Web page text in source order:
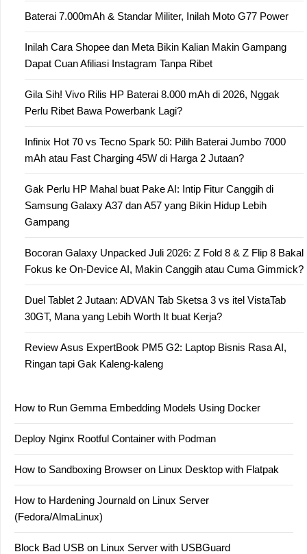
Baterai 7.000mAh & Standar Militer, Inilah Moto G77 Power
Inilah Cara Shopee dan Meta Bikin Kalian Makin Gampang
Dapat Cuan Afiliasi Instagram Tanpa Ribet
Gila Sih! Vivo Rilis HP Baterai 8.000 mAh di 2026, Nggak
Perlu Ribet Bawa Powerbank Lagi?
Infinix Hot 70 vs Tecno Spark 50: Pilih Baterai Jumbo 7000
mAh atau Fast Charging 45W di Harga 2 Jutaan?
Gak Perlu HP Mahal buat Pake AI: Intip Fitur Canggih di
Samsung Galaxy A37 dan A57 yang Bikin Hidup Lebih
Gampang
Bocoran Galaxy Unpacked Juli 2026: Z Fold 8 & Z Flip 8 Bakal
Fokus ke On-Device AI, Makin Canggih atau Cuma Gimmick?
Duel Tablet 2 Jutaan: ADVAN Tab Sketsa 3 vs itel VistaTab
30GT, Mana yang Lebih Worth It buat Kerja?
Review Asus ExpertBook PM5 G2: Laptop Bisnis Rasa AI,
Ringan tapi Gak Kaleng-kaleng
How to Run Gemma Embedding Models Using Docker
Deploy Nginx Rootful Container with Podman
How to Sandboxing Browser on Linux Desktop with Flatpak
How to Hardening Journald on Linux Server
(Fedora/AlmaLinux)
Block Bad USB on Linux Server with USBGuard